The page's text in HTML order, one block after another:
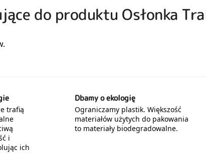
do produktu Osłonka
trafią
i
ich
Dbamy o ekologię
Ograniczamy plastik. Większość
materiałów użytych do pakowania
to materiały biodegradowalne.